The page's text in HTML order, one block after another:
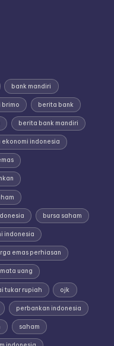
bank mandiri
brimo berita bank
berita bank mandiri
ekonomi indonesia
bursa saham
indonesia
emas perhiasan
mata uang
tukar rupiah ojk
perbankan indonesia
saham